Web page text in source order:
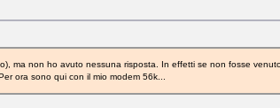
ma non ho avuto nessuna risposta. In effetti se non fosse
ora sono qui con il mio modem 56k...